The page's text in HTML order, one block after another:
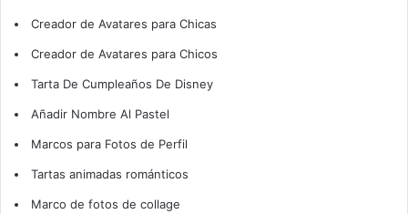
Creador de Avatares para Chicas
Creador de Avatares para Chicos
Tarta De Cumpleaños De Disney
Añadir Nombre Al Pastel
Marcos para Fotos de Perfil
Tartas animadas románticos
Marco de fotos de collage